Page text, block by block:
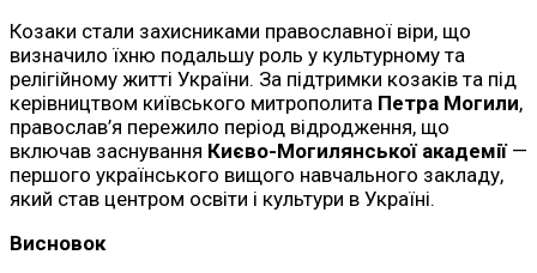
Козаки стали захисниками православної віри, що
визначило їхню подальшу роль у культурному та
релігійному житті України. За підтримки козаків та під
керівництвом київського митрополита Петра Могили,
православ’я пережило період відродження, що
включав заснування Києво-Могилянської академії—
першого українського вищого навчального закладу,
який став центром освіти і культури в Україні.
Висновок